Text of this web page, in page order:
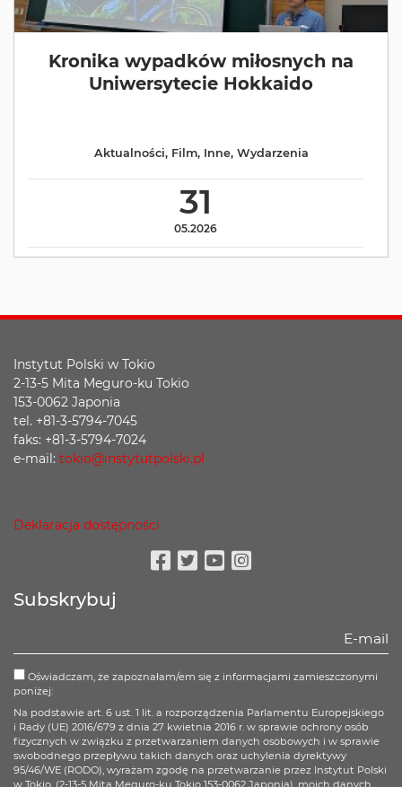
Kronika wypadków miłosnych na
Uniwersytecie Hokkaido
31
05.2026
Aktualności, Film, Inne, Wydarzenia
Instytut Polski w Tokio
2-13-5 Mita Meguro-ku Tokio
153-0062 Japonia
tel. +81-3-5794-7045
faks: +81-3-5794-7024
e-mail: tokio@instytutpolski.pl
Deklaracja dostępności
Subskrybuj
Oświadczam, że zapoznałam/em się z informacjami zamieszczonymi
poniżej:
Na podstawie art. 6 ust. 1 lit. a rozporządzenia Parlamentu Europejskiego
i Rady (UE) 2016/679 z dnia 27 kwietnia 2016 r. w sprawie ochrony osób
fizycznych w związku z przetwarzaniem danych osobowych i w sprawie
swobodnego przepływu takich danych oraz uchylenia dyrektywy
95/46/WE (RODO), wyrażam zgodę na przetwarzanie przez Instytut Polski